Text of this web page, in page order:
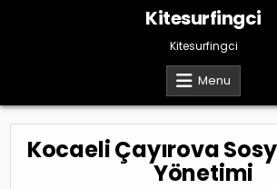
Kitesurfingci
Kitesurfingci
Menu
Kocaeli Çayırova
Yönetimi